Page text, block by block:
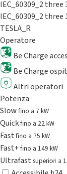
IEC_60309_2 three
IEC_60309_2 three
TESLA_R
Operatore
Be Charge
Be Charge
Altri operatori
Potenza
Slowfino a 7 kW
Quickfino a 22 kW
Fastfino a 75 kW
Fast+fino a 149 kW
Ultrafast superiori a